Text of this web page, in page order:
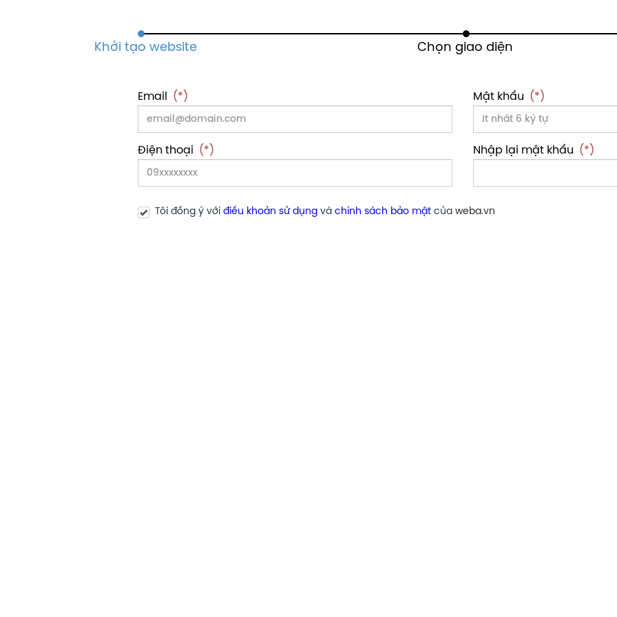
Email (*)
Điện thoại (*)
Mật khẩu (*)
Nhập lại mật khẩu (*)
Tôi đồng ý với điều khoản sử dụngvà chính sách bảo mậtcủa weba.vn